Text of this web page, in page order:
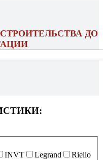
ДО
INVT Legrand
Riello